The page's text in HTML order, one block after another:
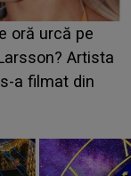
Iubirii" l-a
ESTE
se în fața
"Am